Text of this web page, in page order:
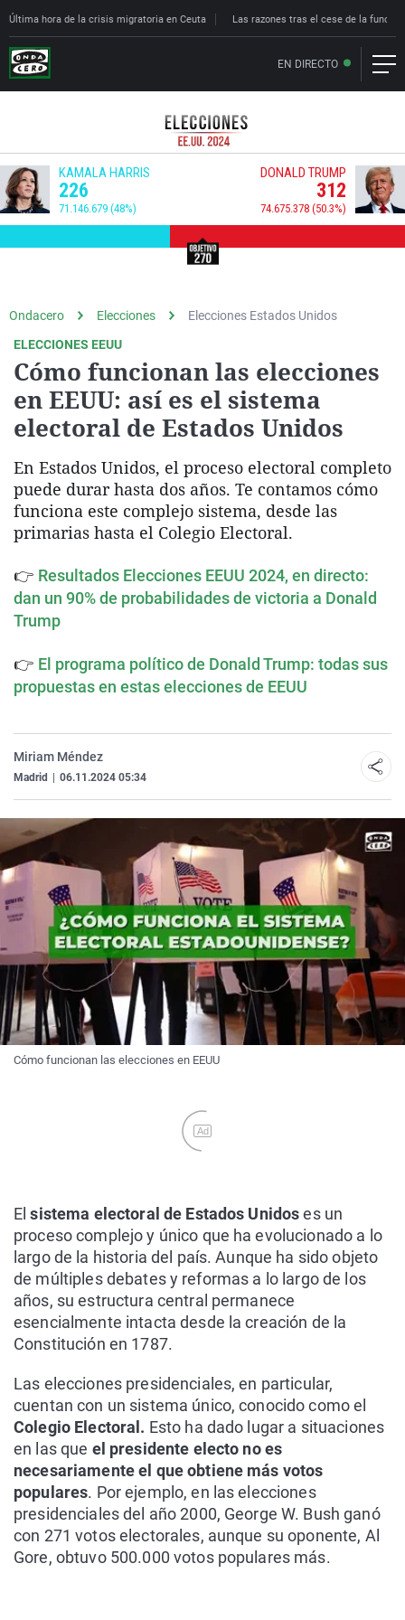
Última hora de la crisis migratoria en Ceuta Las razones tras el cese de la
EN DIRECTO
Ondacero Elecciones
Elecciones Estados Unidos
ELECCIONES EEUU
Cómo funcionan las elecciones
en EEUU: así es el sistema
electoral de Estados Unidos
En Estados Unidos, el proceso electoral completo
puede durar hasta dos años. Te contamos cómo
funciona este complejo sistema, desde las
primarias hasta el Colegio Electoral.
👉 Resultados Elecciones EEUU 2024, en directo:
dan un 90% de probabilidades de victoria a Donald
Trump
👉 El programa político de Donald Trump: todas sus
propuestas en estas elecciones de EEUU
Miriam Méndez
Madrid | 06.11.2024 05:34
Cómo funcionan las elecciones en EEUU
Ad
El sistema electoral de Estados Unidoses un
proceso complejo y único que ha evolucionado a lo
largo de la historia del país. Aunque ha sido objeto
de múltiples debates y reformas a lo largo de los
años, su estructura central permanece
esencialmente intacta desde la creación de la
Constitución en 1787.
Las elecciones presidenciales, en particular,
cuentan con un sistema único, conocido como el
Colegio Electoral. Esto ha dado lugar a situaciones
en las que el presidente electo no es
necesariamente el que obtiene más votos
populares. Por ejemplo, en las elecciones
presidenciales del año 2000, George W. Bush ganó
con 271 votos electorales, aunque su oponente, Al
Gore, obtuvo 500.000 votos populares más.